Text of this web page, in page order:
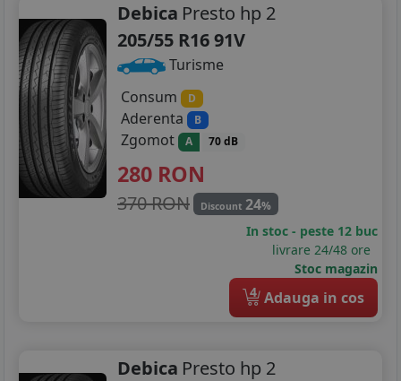
Debica Presto hp 2
205/55 R16 91V
Turisme
Consum
D
Aderenta B
Zgomot A 70 dB
280 RON
370 RON Discount 24%
In stoc - peste 12 buc
livrare 24/48 ore
Stoc magazin
4 Adauga in cos
Debica Presto hp 2